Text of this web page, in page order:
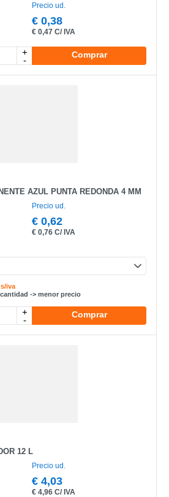
Precio ud.
€ 0,38
€ 0,47 C/ IVA
+
-
Comprar
AZUL PUNTA REDONDA 4 MM
Precio ud.
€ 0,62
€ 0,76 C/ IVA
iva
-> menor precio
+
-
Comprar
12 L
Precio ud.
€ 4,03
€ 4,96 C/ IVA